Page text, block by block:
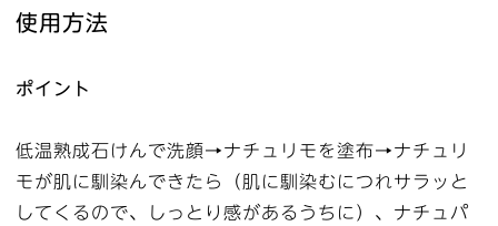
使用方法
ポイント
低温熟成石けんで洗顔→ナチュリモを塗布→ナチュリ
モが肌に馴染んできたら（肌に馴染むにつれサラッと
してくるので、しっとり感があるうちに）、ナチュパ